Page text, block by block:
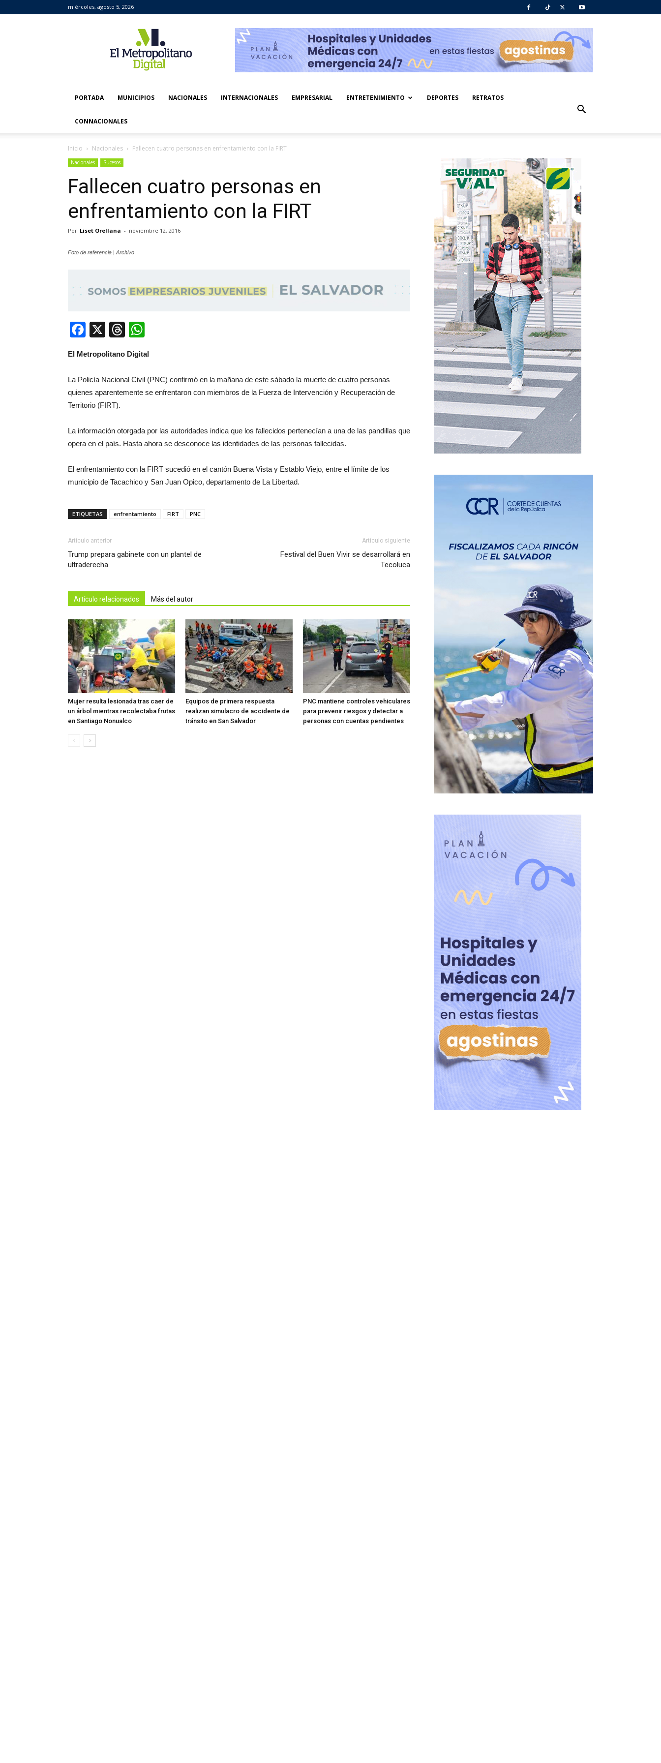
miércoles, agosto 5, 2026
Metropolitano
Digital
PORTADA MUNICIPIOS NACIONALES INTERNACIONALES EMPRESARIAL ENTRETENIMIENTO DEPORTES RETRATOS
CONNACIONALES
Inicio Nacionales Fallecen cuatro personas en enfrentamiento con la FIRT
Nacionales Sucesos
Fallecen cuatro personas en
enfrentamiento con la FIRT
Por Liset Orellana - noviembre 12, 2016
Foto de referencia | Archivo
Facebook
X Threads
El Metropolitano Digital
La Policía Nacional Civil (PNC) confirmó en la mañana de este sábado la muerte de cuatro personas
quienes aparentemente se enfrentaron con miembros de la Fuerza de Intervención y Recuperación de
Territorio (FIRT).
La información otorgada por las autoridades indica que los fallecidos pertenecían a una de las pandillas que
opera en el país. Hasta ahora se desconoce las identidades de las personas fallecidas.
El enfrentamiento con la FIRT sucedió en el cantón Buena Vista y Establo Viejo, entre el límite de los
municipio de Tacachico y San Juan Opico, departamento de La Libertad.
ETIQUETAS enfrentamiento FIRT PNC
Artículo anterior
Trump prepara gabinete con un plantel de
ultraderecha
Artículo siguiente
Festival del Buen Vivir se desarrollará en
Tecoluca
Artículo relacionados Más del autor
Mujer resulta lesionada tras caer de
un árbol mientras recolectaba frutas
en Santiago Nonualco
Equipos de primera respuesta
realizan simulacro de accidente de
tránsito en San Salvador
PNC mantiene controles vehiculares
para prevenir riesgos y detectar a
personas con cuentas pendientes